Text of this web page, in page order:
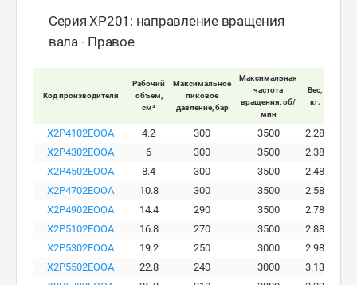
Серия XP201: направление вращения
вала - Правое
Код производителя
Рабочий
объем,
см³
Максимальное
пиковое
давление, бар
Максимальная
частота
вращения, об/
мин
Вес,
кг.
X2P4102EOOA 4.2 300 3500 2.28
X2P4302EOOA
6 300 3500 2.38
X2P4502EOOA
8.4 300 3500 2.48
X2P4702EOOA
10.8 300 3500 2.58
X2P4902EOOA
14.4 290 3500 2.78
X2P5102EOOA
16.8 270 3500 2.88
X2P5302EOOA
19.2 250 3000 2.98
X2P5502EOOA
22.8 240 3000 3.13